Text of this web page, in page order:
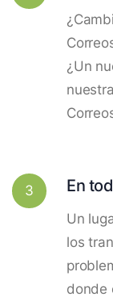
¿Un
3 En
Un
los
donde